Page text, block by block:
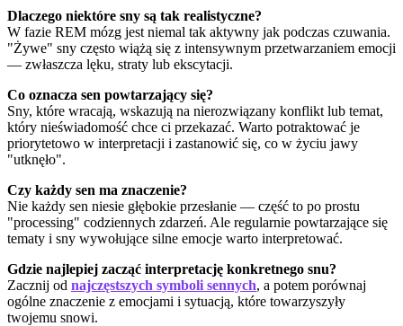
Dlaczego niektóre sny są tak realistyczne?
W fazie REM mózg jest niemal tak aktywny jak podczas czuwania.
"Żywe" sny często wiążą się z intensywnym przetwarzaniem emocji
— zwłaszcza lęku, straty lub ekscytacji.
Co oznacza sen powtarzający się?
Sny, które wracają, wskazują na nierozwiązany konflikt lub temat,
który nieświadomość chce ci przekazać. Warto potraktować je
priorytetowo w interpretacji i zastanowić się, co w życiu jawy
"utknęło".
Czy każdy sen ma znaczenie?
Nie każdy sen niesie głębokie przesłanie — część to po prostu
"processing" codziennych zdarzeń. Ale regularnie powtarzające się
tematy i sny wywołujące silne emocje warto interpretować.
Gdzie najlepiej zacząć interpretację konkretnego snu?
Zacznij od najczęstszych symboli sennych, a potem porównaj
ogólne znaczenie z emocjami i sytuacją, które towarzyszyły
twojemu snowi.